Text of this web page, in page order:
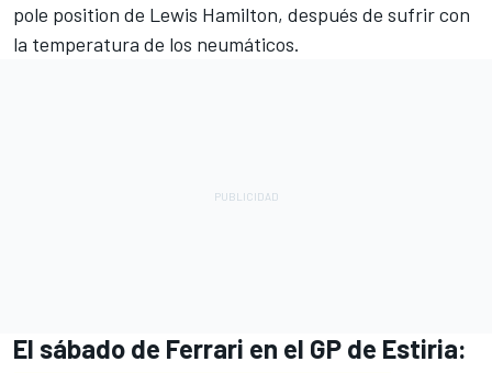
pole position de Lewis Hamilton, después de sufrir con
la temperatura de los neumáticos.
El sábado de Ferrari en el GP de Estiria: